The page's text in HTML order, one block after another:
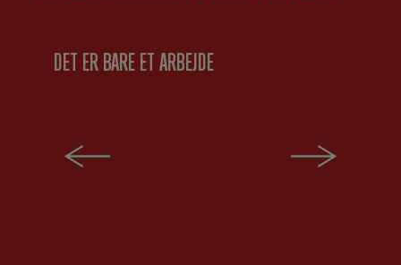
DET ER BARE ET ARBEJDE